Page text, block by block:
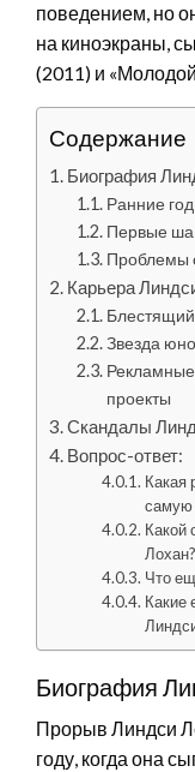
поведением, но
на киноэкраны,
(2011) и
Содержание
Биография
Ранние
Первые
Проблемы
Карьера
Звезда
Рекламные
проекты
Скандалы
Вопрос-ответ:
Какая
самую
Какой
Лохан?
Что
Какие
Биография
Прорыв Линдси
году, когда она